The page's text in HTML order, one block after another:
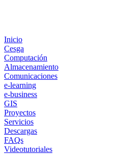
Inicio
Cesga
Computación
Almacenamiento
Comunicaciones
e-learning
e-business
GIS
Proyectos
Servicios
Descargas
FAQs
Videotutoriales